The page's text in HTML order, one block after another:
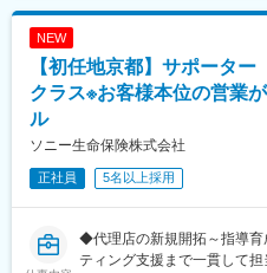
NEW
【初任地京都】サポータ
クラス※お客様本位の営業
ル
ソニー生命保険株式会社
正社員 5名以上採用
◆代理店の新規開拓～指導育
ティング支援まで一貫して